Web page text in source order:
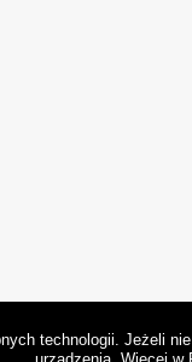
technologii. Jeżeli